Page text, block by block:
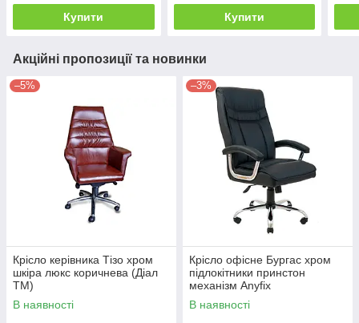
Купити Купити
Акційні пропозиції та новинки
–5%
Крісло керівника Тізо хром
шкіра люкс коричнева (Діал
ТМ)
В наявності
–3%
Крісло офісне Бургас хром
підлокітники принстон
механізм Anyfix
шкірозамінник Чорний
(Richman ТМ)
В наявності